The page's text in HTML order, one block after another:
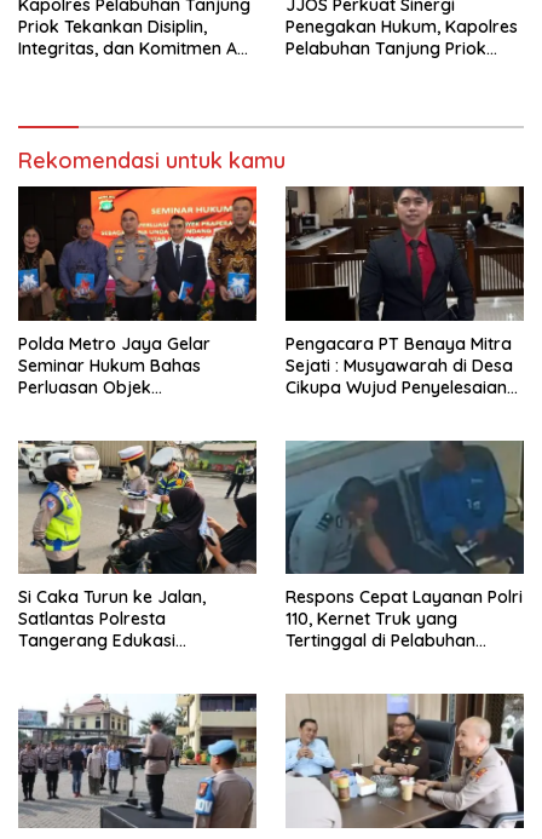
Kapolres Pelabuhan Tanjung
Priok Tekankan Disiplin,
Integritas, dan Komitmen Anti
JJOS Perkuat Sinergi
Penegakan Hukum, Kapolres
Pelabuhan Tanjung Priok
Rekomendasi untuk kamu
Polda Metro Jaya Gelar
Seminar Hukum Bahas
Perluasan Objek
Pengacara PT Benaya Mitra
Sejati : Musyawarah di Desa
Cikupa Wujud Penyelesaian
Si Caka Turun ke Jalan,
Satlantas Polresta
Tangerang Edukasi
Respons Cepat Layanan Polri
110, Kernet Truk yang
Tertinggal di Pelabuhan
dengan Sopir